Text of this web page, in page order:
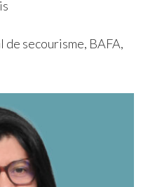
secourisme, BAFA,